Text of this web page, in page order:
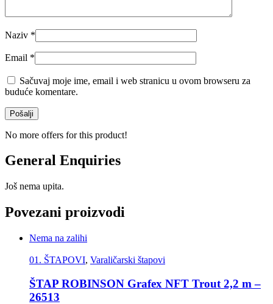
Naziv *
Email *
Sačuvaj moje ime, email i web stranicu u ovom browseru za
buduće komentare.
No more offers for this product!
General Enquiries
Još nema upita.
Povezani proizvodi
Nema na zalihi
01. ŠTAPOVI, Varaličarski štapovi
ŠTAP ROBINSON Grafex NFT Trout 2,2 m –
26513